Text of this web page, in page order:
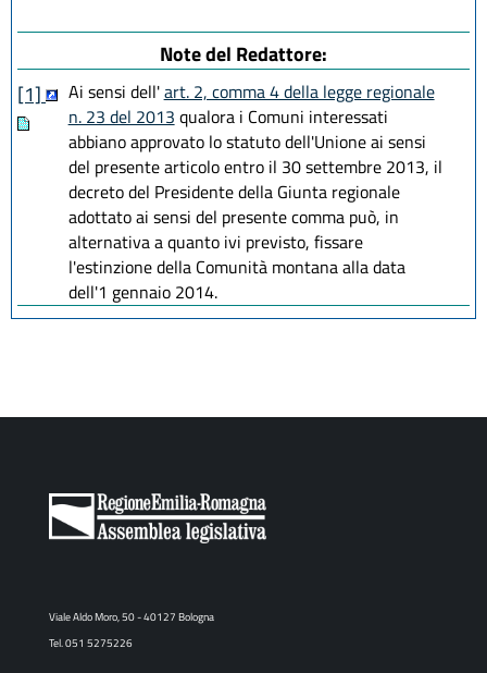
Note del Redattore:
[1]
Ai sensi dell'art. 2, comma 4 della legge regionale
n. 23 del 2013 qualora i Comuni interessati
abbiano approvato lo statuto dell'Unione ai sensi
del presente articolo entro il 30 settembre 2013, il
decreto del Presidente della Giunta regionale
adottato ai sensi del presente comma può, in
alternativa a quanto ivi previsto, fissare
l'estinzione della Comunità montana alla data
dell'1 gennaio 2014.
Viale Aldo Moro, 50 - 40127 Bologna
Tel. 051 5275226